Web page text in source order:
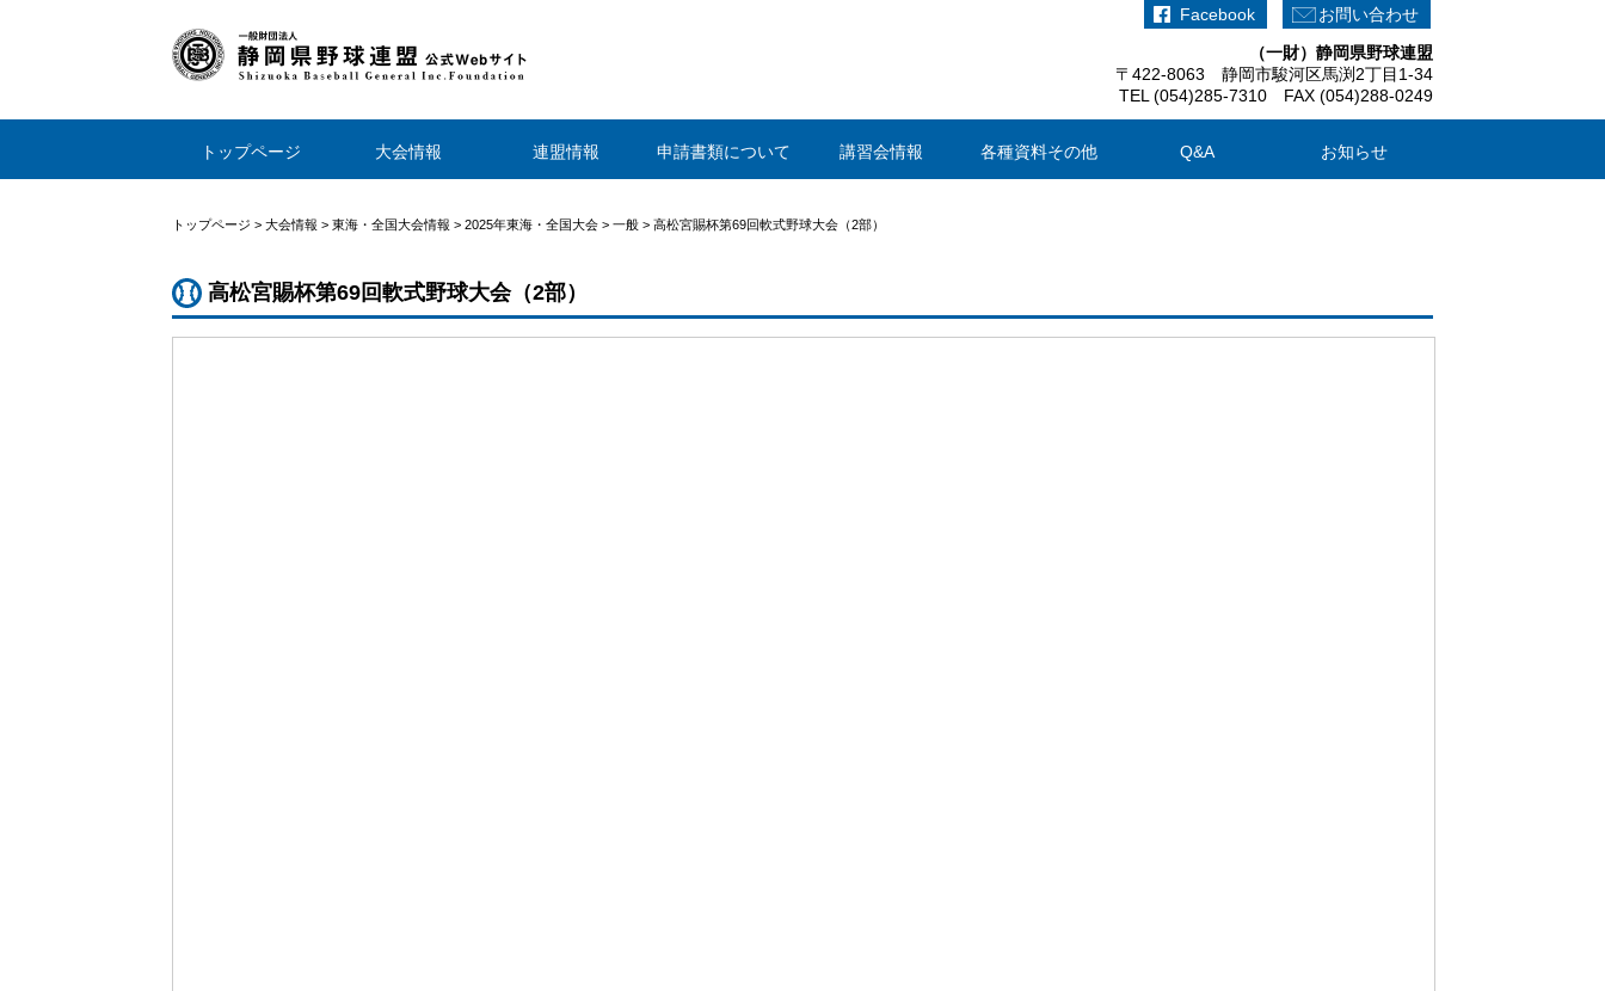
Facebook
お問い合わせ
（一財）静岡県野球連盟
〒422-8063 静岡市駿河区馬渕2丁目1-34
TEL (054)285-7310 FAX (054)288-0249
トップページ 大会情報 連盟情報 申請書類について 講習会情報 各種資料その他 Q&A お知らせ
トップページ > 大会情報 > 東海・全国大会情報 > 2025年東海・全国大会 > 一般 > 高松宮賜杯第69回軟式野球大会（2部）
高松宮賜杯第69回軟式野球大会（2部）